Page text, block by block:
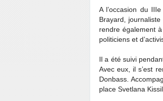
A l’occasion du
Brayard,
rendre également
politiciens et
Il a été suivi
Avec eux, il s’est
Donbass.
place Svetlana